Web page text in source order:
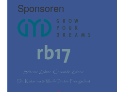
Sponsoren